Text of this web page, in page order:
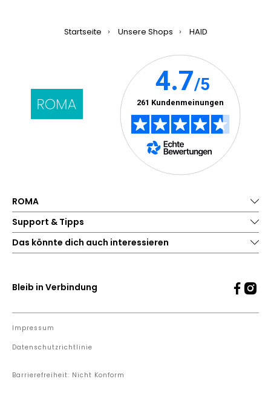
Startseite Unsere Shops HAID
ROMA
Support & Tipps
Das könnte dich auch interessieren
Bleib in Verbindung
Impressum
Datenschutzrichtlinie
Barrierefreiheit: Nicht Konform